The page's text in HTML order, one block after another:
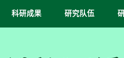
科研成果 研究队伍